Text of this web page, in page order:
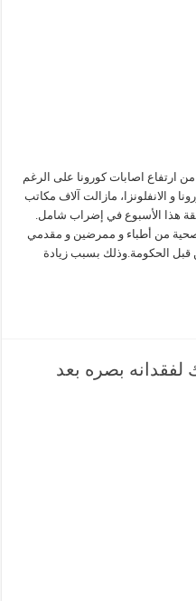
ارتفاع اصابات كورونا على الرغم
و الانفلونزا، مازالت آلاف مكاتب
هذا الأسبوع في إضراب شامل.
من أطباء و ممرضين و مقدمي
الحكومة.وذلك بسبب زيادة
لفقدانه بصره بعد